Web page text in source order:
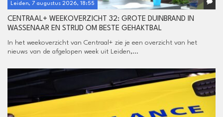
Leiden, 7 augustus 2026, 18:55
CENTRAAL+ WEEKOVERZICHT 32: GROTE DUINBRAND IN
WASSENAAR EN STRIJD OM BESTE GEHAKTBAL
In het weekoverzicht van Centraal+ zie je een overzicht van het
nieuws van de afgelopen week uit Leiden,...